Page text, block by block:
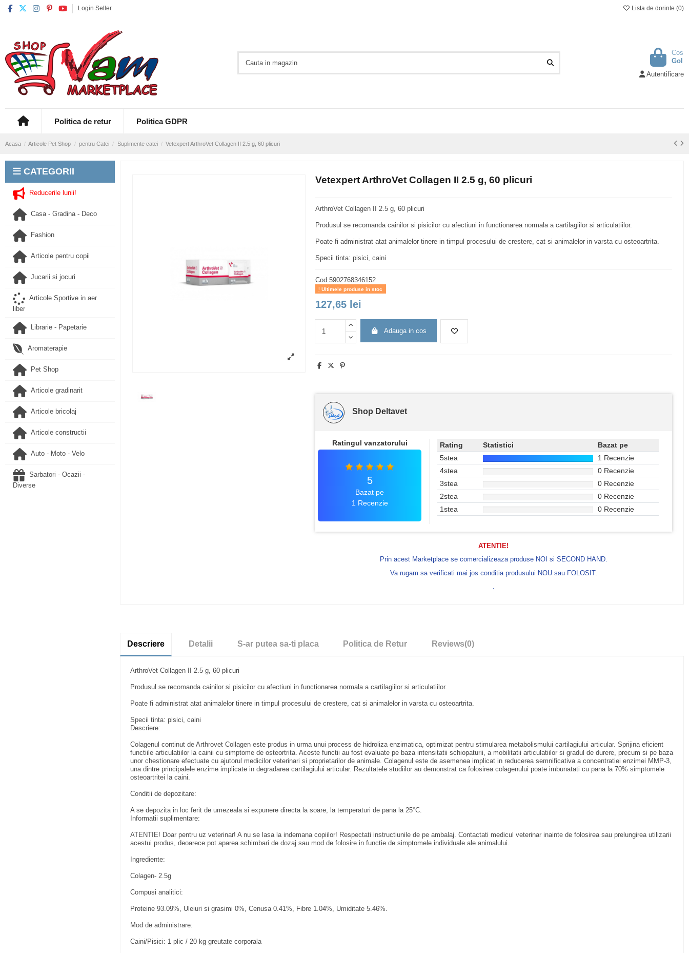
Login Seller Lista de dorinte (0)
Cos
Gol
Autentificare
Politica de retur Politica GDPR
Acasa Articole Pet Shop pentru Catei Suplimente catei Vetexpert ArthroVet Collagen II 2.5 g, 60 plicuri
Vetexpert ArthroVet Collagen II 2.5 g, 60 plicuri
ArthroVet Collagen II 2.5 g, 60 plicuri
Produsul se recomanda cainilor si pisicilor cu afectiuni in functionarea normala a cartilagiilor si articulatiilor.
Poate fi administrat atat animalelor tinere in timpul procesului de crestere, cat si animalelor in varsta cu osteoartrita.
Specii tinta: pisici, caini
Cod 5902768346152
Ultimele produse in stoc
127,65 lei
Adauga in cos
Shop Deltavet
Ratingul vanzatorului
5
Bazat pe
1 Recenzie
Rating Statistici
Bazat pe
5stea
1 Recenzie
4stea
0 Recenzie
3stea
0 Recenzie
2stea
0 Recenzie
1stea
0 Recenzie
ATENTIE!
Prin acest Marketplace se comercializeaza produse NOI si SECOND HAND.
Va rugam sa verificati mai jos conditia produsului NOU sau FOLOSIT.
.
Descriere Detalii S-ar putea sa-ti placa Politica de Retur Reviews(0)
ArthroVet Collagen II 2.5 g, 60 plicuri
Produsul se recomanda cainilor si pisicilor cu afectiuni in functionarea normala a cartilagiilor si articulatiilor.
Poate fi administrat atat animalelor tinere in timpul procesului de crestere, cat si animalelor in varsta cu osteoartrita.
Specii tinta: pisici, caini
Descriere:
Colagenul continut de Arthrovet Collagen este produs in urma unui process de hidroliza enzimatica, optimizat pentru stimularea metabolismului cartilagiului articular. Sprijina eficient
functiile articulatiilor la cainii cu simptome de osteortrita. Aceste functii au fost evaluate pe baza intensitatii schiopaturii, a mobilitatii articulatiilor si gradul de durere, precum si pe baza
unor chestionare efectuate cu ajutorul medicilor veterinari si proprietarilor de animale. Colagenul este de asemenea implicat in reducerea semnificativa a concentratiei enzimei MMP-3,
una dintre principalele enzime implicate in degradarea cartilagiului articular. Rezultatele studiilor au demonstrat ca folosirea colagenului poate imbunatati cu pana la 70% simptomele
osteoartritei la caini.
Conditii de depozitare:
A se depozita in loc ferit de umezeala si expunere directa la soare, la temperaturi de pana la 25°C.
Informatii suplimentare:
ATENTIE! Doar pentru uz veterinar! A nu se lasa la indemana copiilor! Respectati instructiunile de pe ambalaj. Contactati medicul veterinar inainte de folosirea sau prelungirea utilizarii
acestui produs, deoarece pot aparea schimbari de dozaj sau mod de folosire in functie de simptomele individuale ale animalului.
Ingrediente:
Colagen- 2.5g
Compusi analitici:
Proteine 93.09%, Uleiuri si grasimi 0%, Cenusa 0.41%, Fibre 1.04%, Umiditate 5.46%.
Mod de administrare:
Caini/Pisici: 1 plic / 20 kg greutate corporala
CATEGORII
Reducerile lunii!
Casa - Gradina - Deco
Fashion
Articole pentru copii
Jucarii si jocuri
Articole Sportive in aer
liber
Librarie - Papetarie
Aromaterapie
Pet Shop
Articole gradinarit
Articole bricolaj
Articole constructii
Auto - Moto - Velo
Sarbatori - Ocazii -
Diverse